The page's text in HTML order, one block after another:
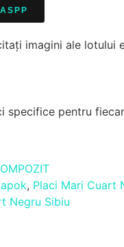
imagini ale lotului
specifice pentru
, Placi Mari Cuart
Negru Sibiu